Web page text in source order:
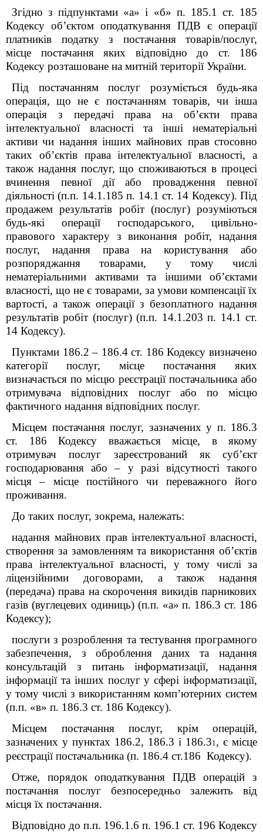
Згідно з підпунктами «а» і «б» п. 185.1 ст. 185
Кодексу об’єктом оподаткування ПДВ є операції
платників податку з постачання товарів/послуг,
місце постачання яких відповідно до ст. 186
Кодексу розташоване на митній території України.
Під постачанням послуг розуміється будь-яка
операція, що не є постачанням товарів, чи інша
операція з передачі права на об’єкти права
інтелектуальної власності та інші нематеріальні
активи чи надання інших майнових прав стосовно
таких об’єктів права інтелектуальної власності, а
також надання послуг, що споживаються в процесі
вчинення певної дії або провадження певної
діяльності (п.п. 14.1.185 п. 14.1 ст. 14 Кодексу). Під
продажем результатів робіт (послуг) розуміються
будь-які операції господарського, цивільно-
правового характеру з виконання робіт, надання
послуг, надання права на користування або
розпоряджання товарами, у тому числі
нематеріальними активами та іншими об’єктами
власності, що не є товарами, за умови компенсації їх
вартості, а також операції з безоплатного надання
результатів робіт (послуг) (п.п. 14.1.203 п. 14.1 ст.
14 Кодексу).
Пунктами 186.2 – 186.4 ст. 186 Кодексу визначено
категорії послуг, місце постачання яких
визначається по місцю реєстрації постачальника або
отримувача відповідних послуг або по місцю
фактичного надання відповідних послуг.
Місцем постачання послуг, зазначених у п. 186.3
ст. 186 Кодексу вважається місце, в якому
отримувач послуг зареєстрований як суб’єкт
господарювання або – у разі відсутності такого
місця – місце постійного чи переважного його
проживання.
До таких послуг, зокрема, належать:
надання майнових прав інтелектуальної власності,
створення за замовленням та використання об’єктів
права інтелектуальної власності, у тому числі за
ліцензійними договорами, а також надання
(передача) права на скорочення викидів парникових
газів (вуглецевих одиниць) (п.п. «а» п. 186.3 ст. 186
Кодексу);
послуги з розроблення та тестування програмного
забезпечення, з оброблення даних та надання
консультацій з питань інформатизації, надання
інформації та інших послуг у сфері інформатизації,
у тому числі з використанням комп’ютерних систем
(п.п. «в» п. 186.3 ст. 186 Кодексу).
Місцем постачання послуг, крім операцій,
зазначених у пунктах 186.2, 186.3 і 186.31, є місце
реєстрації постачальника (п. 186.4 ст.186 Кодексу).
Отже, порядок оподаткування ПДВ операцій з
постачання послуг безпосередньо залежить від
місця їх постачання.
Відповідно до п.п. 196.1.6 п. 196.1 ст. 196 Кодексу